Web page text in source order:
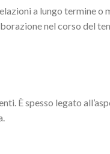
a lungo termine o
nel corso del
È spesso legato